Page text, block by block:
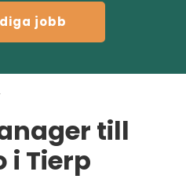
jobb
till
i Tierp